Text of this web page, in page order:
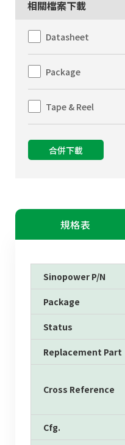
相關檔案下載
Datasheet
Package
Tape & Reel
合併下載
規格表
Sinopower P/N
Package
Status
Replacement Part
Cross Reference
Cfg.